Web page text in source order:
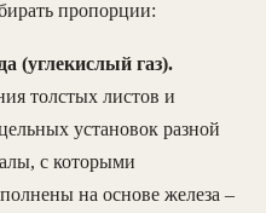
пропорции:
(углекислый газ).
толстых листов и
установок разной
с которыми
на основе железа –